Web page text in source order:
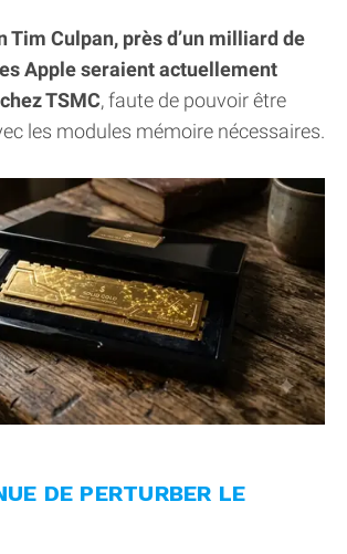
Tim Culpan, près d’un milliard de
Apple seraient actuellement
TSMC, faute de pouvoir être
les modules mémoire nécessaires.
DE PERTURBER LE